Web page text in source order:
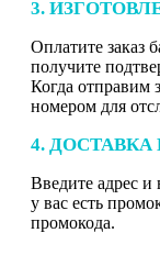
3.
Оплатите заказ
получите
Когда отправим
номером для
4. ДОСТАВКА
Введите адрес и
у вас есть
промокода.